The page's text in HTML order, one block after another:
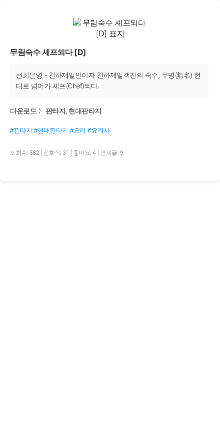
무림숙수 셰프되다 [D]
선희은영 - 천하제일인이자 천하제일객잔의 숙수, 무명(無名) 현
대로 넘어가 셰프(Chef)되다.
다운로드 〉 판타지, 현대판타지
#판타지 #현대판타지 #요리 #요리사
조회수: 882 선호작: 31 좋아요: 4 연재글: 9